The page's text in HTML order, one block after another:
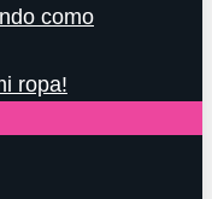
como
ropa!